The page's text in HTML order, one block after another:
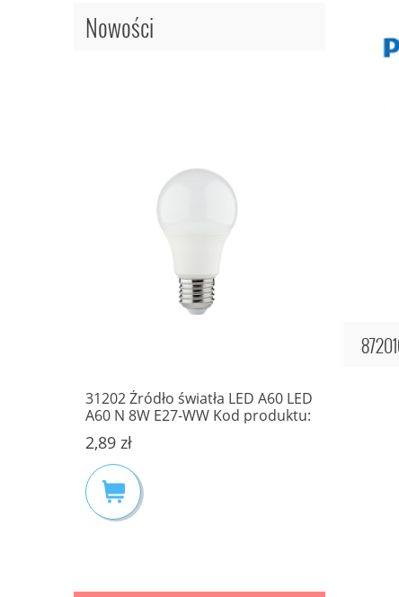
Nowości
31202 Źródło światła LED A60 LED
A60 N 8W E27-WW Kod produktu:
31202 MILEDO KANLUX
2,89 zł